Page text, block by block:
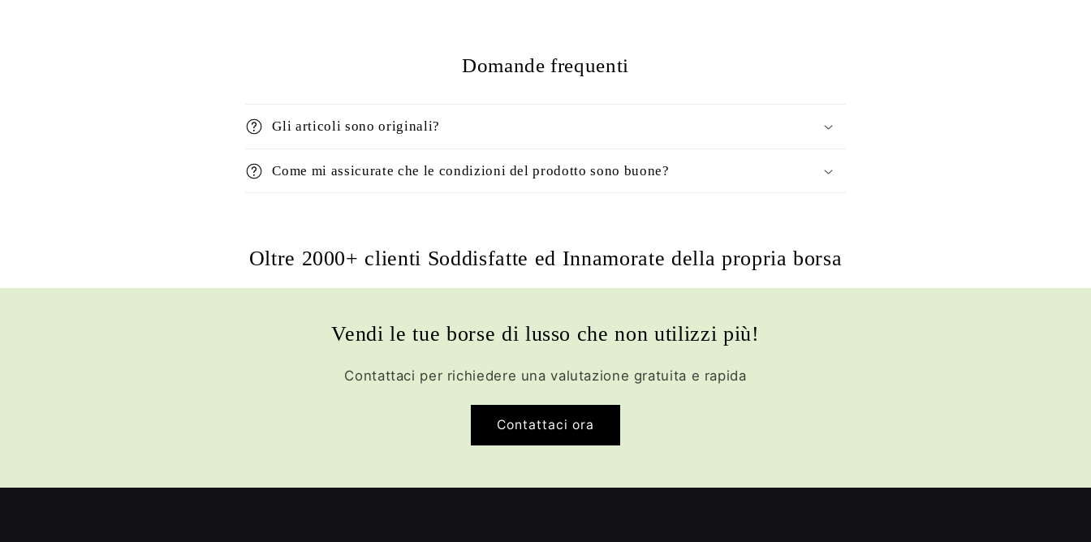
Domande frequenti
Gli articoli sono originali?
Come mi assicurate che le condizioni del prodotto sono buone?
Oltre 2000+ clienti Soddisfatte ed Innamorate della propria borsa
Vendi le tue borse di lusso che non utilizzi più!
Contattaci per richiedere una valutazione gratuita e rapida
Contattaci ora